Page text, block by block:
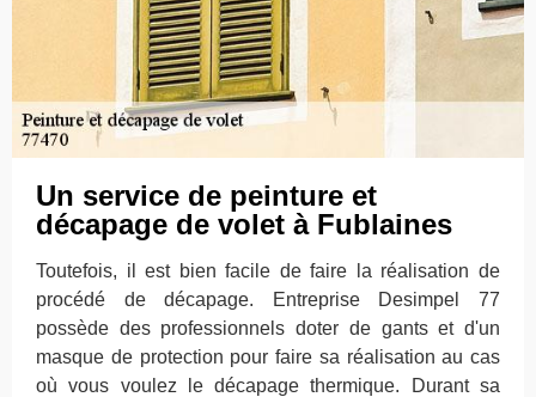
Un service de peinture et
décapage de volet à Fublaines
Toutefois, il est bien facile de faire la réalisation de
procédé de décapage. Entreprise Desimpel 77
possède des professionnels doter de gants et d'un
masque de protection pour faire sa réalisation au cas
où vous voulez le décapage thermique. Durant sa